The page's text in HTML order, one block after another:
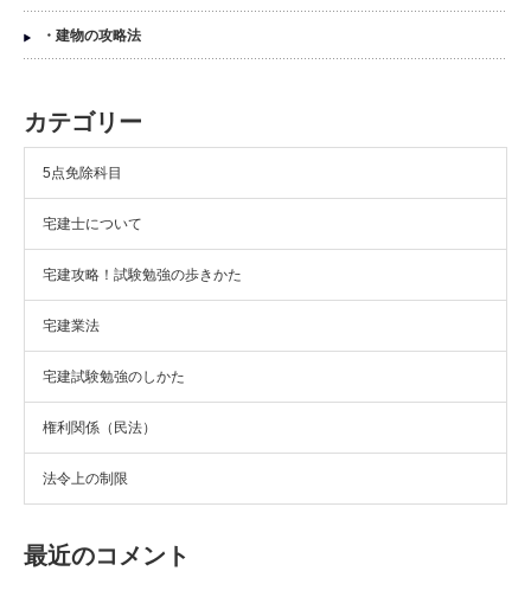
・建物の攻略法
カテゴリー
5点免除科目
宅建士について
宅建攻略！試験勉強の歩きかた
宅建業法
宅建試験勉強のしかた
権利関係（民法）
法令上の制限
最近のコメント